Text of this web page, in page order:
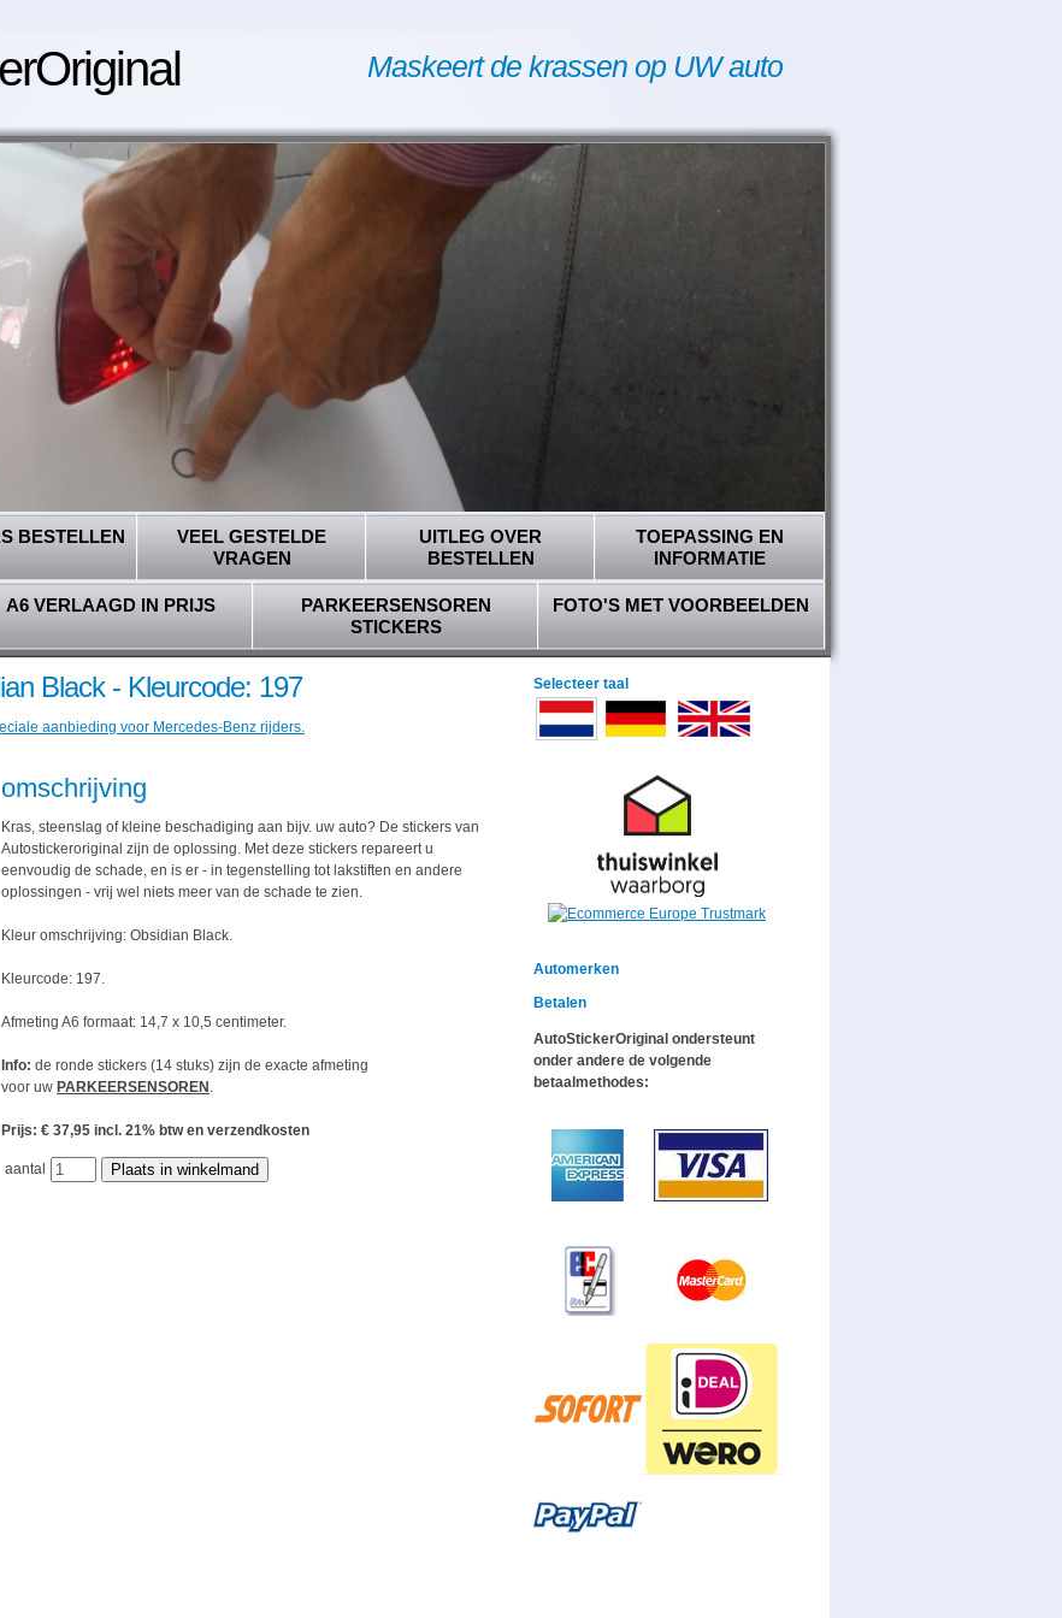
Maskeert de krassen op UW auto
BESTELLEN
VEEL GESTELDE
VRAGEN
UITLEG OVER
BESTELLEN
TOEPASSING EN
INFORMATIE
A6 VERLAAGD IN PRIJS
PARKEERSENSOREN
STICKERS
FOTO'S MET VOORBEELDEN
Black - Kleurcode: 197
aanbieding voor Mercedes-Benz rijders.
omschrijving
Kras, steenslag of kleine beschadiging aan bijv. uw auto? De stickers van
Autostickeroriginal zijn de oplossing. Met deze stickers repareert u
eenvoudig de schade, en is er - in tegenstelling tot lakstiften en andere
oplossingen - vrij wel niets meer van de schade te zien.
Kleur omschrijving: Obsidian Black.
Kleurcode: 197.
Afmeting A6 formaat: 14,7 x 10,5 centimeter.
Info: de ronde stickers (14 stuks) zijn de exacte afmeting
voor uw PARKEERSENSOREN .
Prijs: € 37,95 incl. 21% btw en verzendkosten
aantal
Selecteer taal
Automerken
Betalen
AutoStickerOriginal ondersteunt
onder andere de volgende
betaalmethodes: